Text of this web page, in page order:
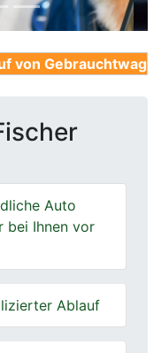
Auto
bei Ihnen vor
Ablauf